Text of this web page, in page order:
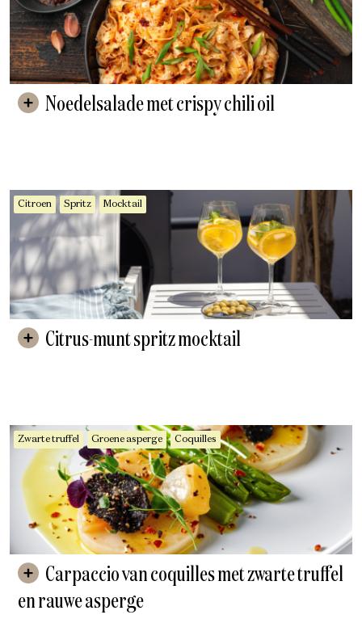
Noedelsalade met crispy chili oil
Citroen Spritz Mocktail
Citrus-munt spritz mocktail
Zwarte truffel Groene asperge Coquilles
en rauwe asperge